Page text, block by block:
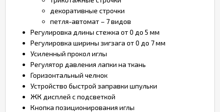
декоративные строчки
петля-автомат – 7 видов
Регулировка длины стежка от 0 до 5 мм
Регулировка ширины зигзага от 0 до 7 мм
Усиленный прокол иглы
Регулятор давления лапки на ткань
Горизонтальный челнок
Устройство быстрой заправки шпульки
ЖК дисплей с подсветкой
Кнопка позиционирования иглы